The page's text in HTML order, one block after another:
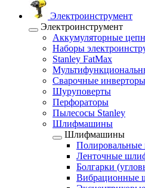
Электроинструмент
Электроинструмент
Аккумуляторные
Наборы
Stanley FatMax
Сварочные
Шуруповерты
Перфораторы
Пылесосы Stanley
Шлифмашины
Шлифмашины
Ленточные
Болгарки
Вибрационные